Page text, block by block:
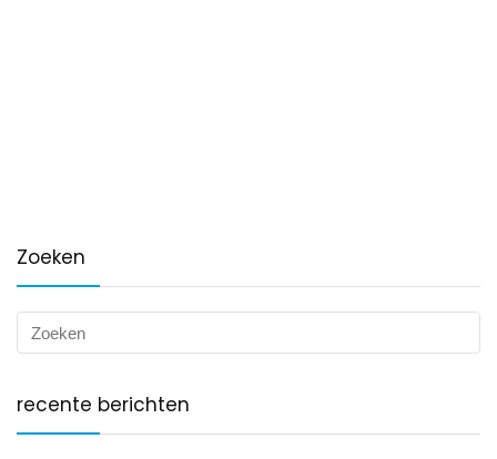
Zoeken
recente berichten